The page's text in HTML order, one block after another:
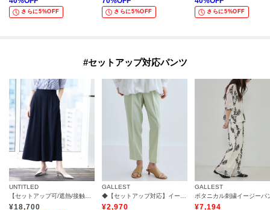
さらに5%OFF さらに5%OFF さらに5%OFF
#セットアップ対応パンツ
UNTITLED
¥18,700
GALLEST
¥2,970
GALLEST
¥7,194